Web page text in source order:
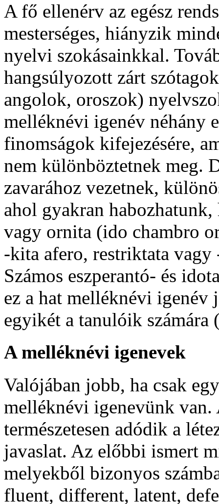
A fő ellenérv az egész
mesterséges, hiányzik
nyelvi szokásainkkal.
hangsúlyozott zárt
angolok, oroszok)
melléknévi igenév néhány
finomságok kifejezésére,
nem különböztetnek meg.
zavarához vezetnek,
ahol gyakran
vagy ornita (ido chambro
-kita afero, restriktata vagy
Számos eszperantó- és
ez a hat melléknévi igenév
egyikét a tanulóik
A melléknévi igenevek
Valójában jobb, ha csak
melléknévi igenevünk van.
természetesen adódik a
javaslat. Az előbbi ismert
melyekből bizonyos
fluent, different, latent,